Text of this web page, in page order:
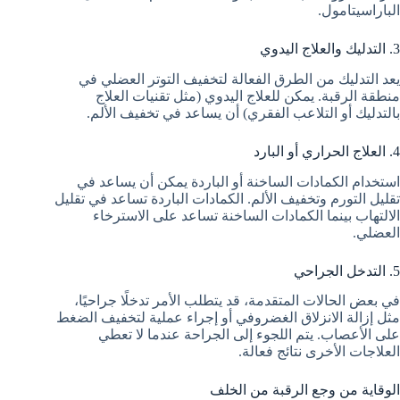
الباراسيتامول.
3. التدليك والعلاج اليدوي
يعد التدليك من الطرق الفعالة لتخفيف التوتر العضلي في
منطقة الرقبة. يمكن للعلاج اليدوي (مثل تقنيات العلاج
بالتدليك أو التلاعب الفقري) أن يساعد في تخفيف الألم.
4. العلاج الحراري أو البارد
استخدام الكمادات الساخنة أو الباردة يمكن أن يساعد في
تقليل التورم وتخفيف الألم. الكمادات الباردة تساعد في تقليل
الالتهاب بينما الكمادات الساخنة تساعد على الاسترخاء
العضلي.
5. التدخل الجراحي
في بعض الحالات المتقدمة، قد يتطلب الأمر تدخلًا جراحيًا،
مثل إزالة الانزلاق الغضروفي أو إجراء عملية لتخفيف الضغط
على الأعصاب. يتم اللجوء إلى الجراحة عندما لا تعطي
العلاجات الأخرى نتائج فعالة.
الوقاية من وجع الرقبة من الخلف